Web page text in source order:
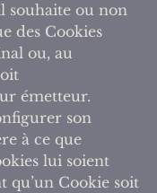
souhaite ou non
des Cookies
ou, au
émetteur.
son
à ce que
lui soient
qu’un Cookie soit